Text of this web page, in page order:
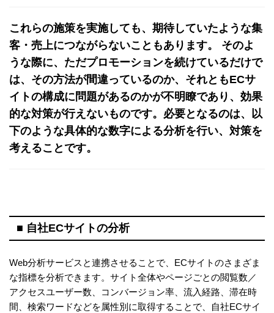
これらの施策を実施しても、期待していたような集
客・売上につながらないこともあります。 そのよ
うな際に、ただプロモーションを続けているだけで
は、その方法が間違っているのか、それともECサ
イトの構成に問題があるのかが不明瞭であり、効果
的な対策が行えないものです。必要となるのは、以
下のような具体的な数字による分析を行い、対策を
考えることです。
■ 自社ECサイトの分析
Web分析サービスと連携させることで、ECサイトのさまざま
な指標を分析できます。サイト全体やページごとの閲覧数／
アクセスユーザー数、コンバージョン率、流入経路、滞在時
間、検索ワードなどを属性別に取得することで、自社ECサイ